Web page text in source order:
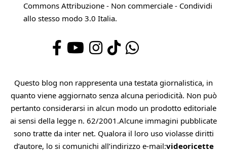
Commons Attribuzione - Non commerciale - Condividi
allo stesso modo 3.0 Italia.
Questo blog non rappresenta una testata giornalistica, in
quanto viene aggiornato senza alcuna periodicità. Non può
pertanto considerarsi in alcun modo un prodotto editoriale
ai sensi della legge n. 62/2001.Alcune immagini pubblicate
sono tratte da inter net. Qualora il loro uso violasse diritti
d’autore, lo si comunichi all’indirizzo e-mail:videoricette